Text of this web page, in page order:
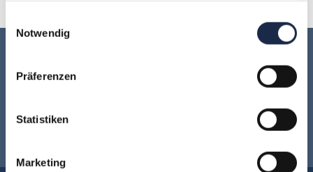
Notwendig
Präferenzen
Statistiken
Marketing
Keine Veranstaltung mehr verpassen: